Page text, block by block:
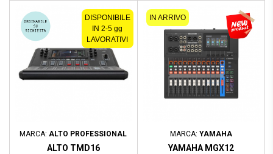
DISPONIBILE
IN 2-5 gg
LAVORATIVI
MARCA:ALTO PROFESSIONAL
ALTO TMD16
IN ARRIVO
MARCA: YAMAHA
YAMAHA MGX12